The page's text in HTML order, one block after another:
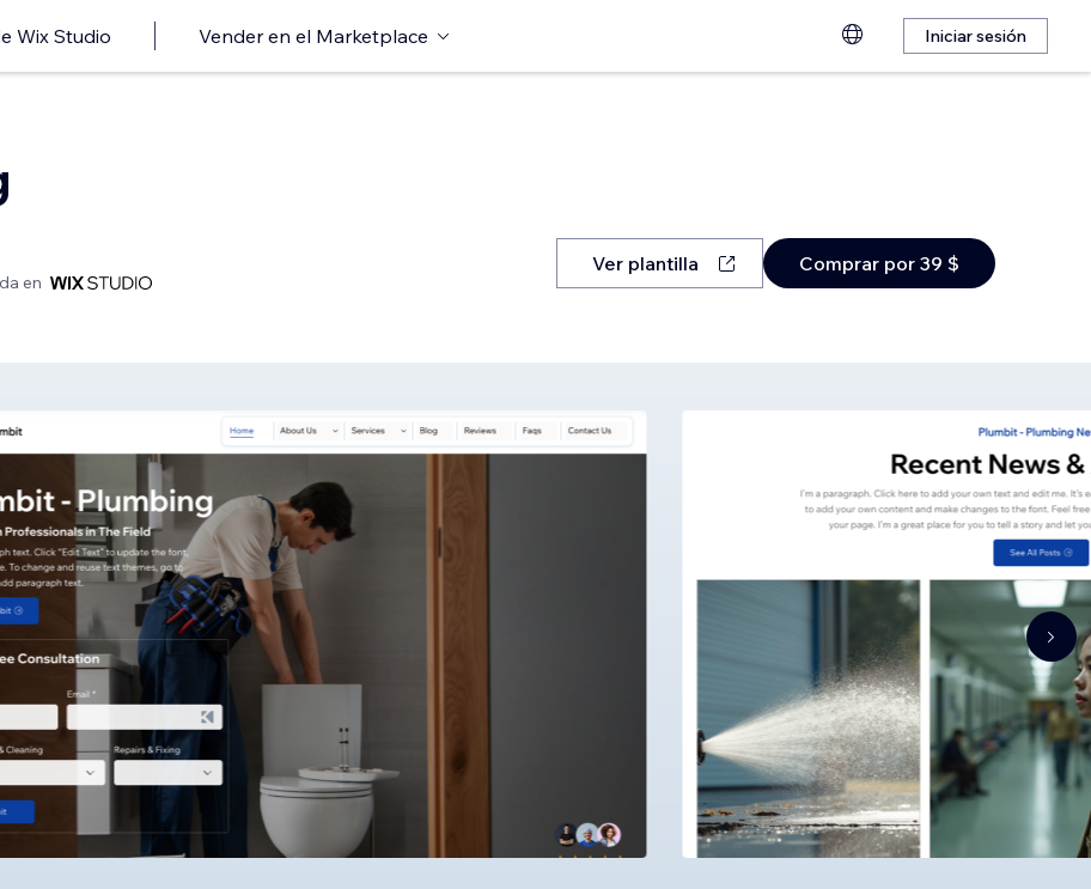
Wix Studio Vender en el Marketplace Iniciar sesión
en
Ver plantilla Comprar por 39 $